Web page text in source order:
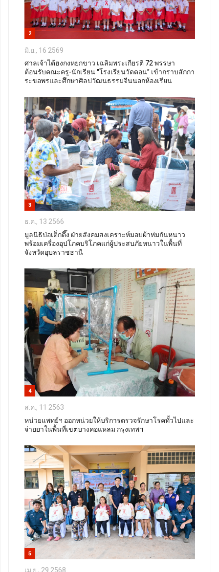
2
มิ.ย., 16 2569
ศาลเจ้าไต้ฮงกงหยกขาว เฉลิมพระเกียรติ 72 พรรษา
ต้อนรับคณะครู-นักเรียน "โรงเรียนวัดดอน" เข้ากราบสักกา
ระขอพรและศึกษาศิลปวัฒนธรรมจีนนอกห้องเรียน
3
ธ.ค., 13 2566
มูลนิธิป่อเต็กตึ๊ง ฝ่ายสังคมสงเคราะห์มอบผ้าห่มกันหนาว
พร้อมเครื่องอุปโภคบริโภคแก่ผู้ประสบภัยหนาวในพื้นที่
จังหวัดอุบลราชธานี
4
ส.ค., 11 2563
หน่วยแพทย์ฯ ออกหน่วยให้บริการตรวจรักษาโรคทั้วไปและ
จ่ายยาในพื้นที่เขตบางคอแหลม กรุงเทพฯ
5